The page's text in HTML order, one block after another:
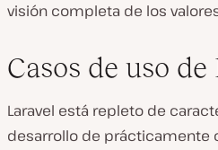
visión completa de los
Casos de uso de
Laravel está repleto de
desarrollo de prácticamente